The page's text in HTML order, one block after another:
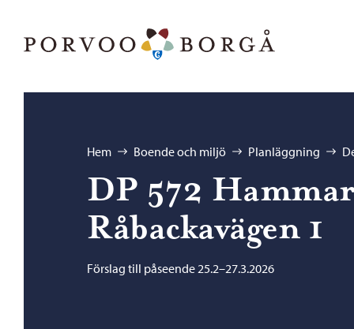
Bläddra:
Hem Boende och miljö Planläggning
DP 572
Råbackavägen 1
Förslag till påseende 25.2–27.3.2026